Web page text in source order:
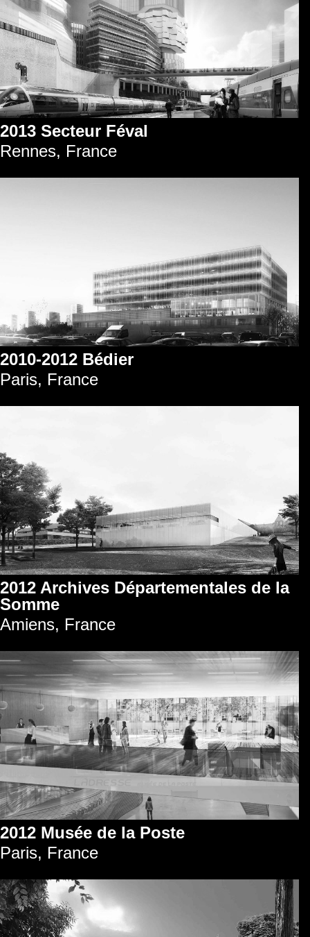
2013 Secteur Féval
Rennes, France
2010-2012 Bédier
Paris, France
2012 Archives Départementales de la
Somme
Amiens, France
2012 Musée de la Poste
Paris, France